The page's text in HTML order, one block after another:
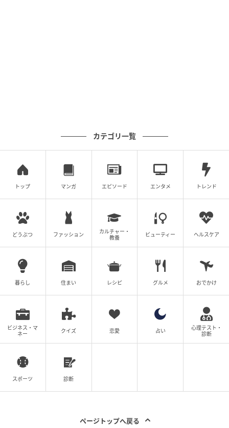
SWEETWEB.JP
自分以外で「この人の努力は見てきた」と思
うメンバーは？
で活動しているので、アーティスト活動と並行しなが
カテゴリ一覧
トップ マンガ エピソード エンタメ トレンド
どうぶつ ファッション
カルチャー・
教養
ビューティー ヘルスケア
暮らし 住まい レシピ グルメ おでかけ
ビジネス・マ
ネー
クイズ 恋愛 占い
心理テスト・
診断
スポーツ 診断
ページトップへ戻る